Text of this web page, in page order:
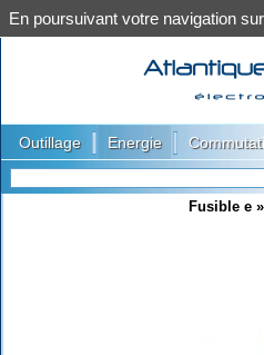
Outillage Energie
Fusible e »
En poursuivant votre navigation